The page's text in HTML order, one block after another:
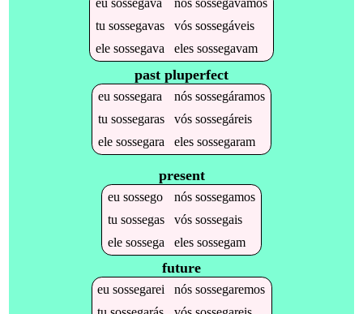
eu sossegava nós sossegávamos
tu sossegavas vós sossegáveis
ele sossegava eles sossegavam
past pluperfect
eu sossegara nós sossegáramos
tu sossegaras vós sossegáreis
ele sossegara eles sossegaram
present
eu sossego nós sossegamos
tu sossegas vós sossegais
ele sossega eles sossegam
future
eusossegarei nóssossegaremos